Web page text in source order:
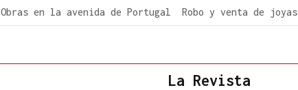
Obras en la avenida de Portugal Robo y venta de joyas
La Revista